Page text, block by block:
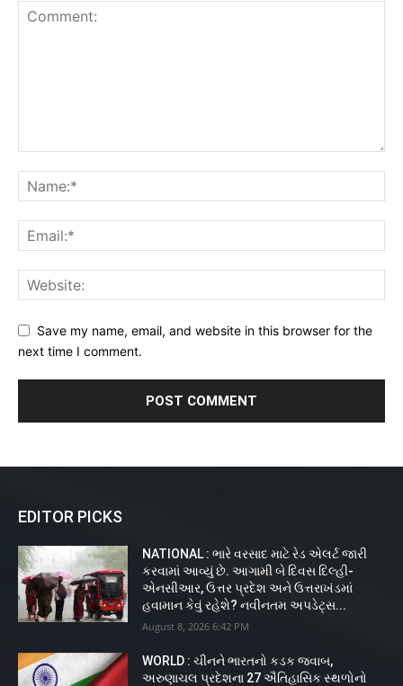
Save my name, email, and website in this browser for the
next time I comment.
EDITOR PICKS
NATIONAL : ભારે વરસાદ માટે રેડ એલર્ટ જારી
કરવામાં આવ્યું છે. આગામી બે દિવસ દિલ્હી-
એનસીઆર, ઉત્તર પ્રદેશ અને ઉત્તરાખંડમાં
હવામાન કેવું રહેશે? નવીનતમ અપડેટ્સ...
August 8, 2026 6:42 PM
WORLD : ચીનને ભારતનો કડક જવાબ,
અરુણાચલ પ્રદેશના 27 ઐતિહાસિક સ્થળોનો